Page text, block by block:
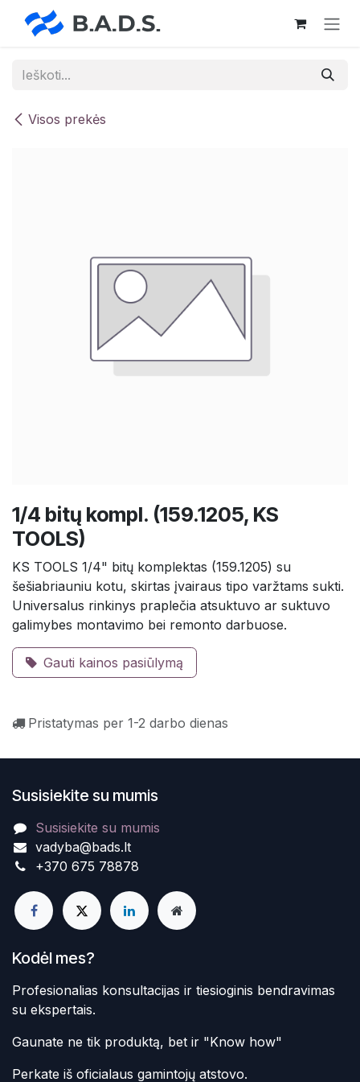
Skip to Content
Visos prekės
1/4 bitų kompl. (159.1205, KS
TOOLS)
KS TOOLS 1/4" bitų komplektas (159.1205) su
šešiabriauniu kotu, skirtas įvairaus tipo varžtams sukti.
Universalus rinkinys praplečia atsuktuvo ar suktuvo
galimybes montavimo bei remonto darbuose.
Gauti kainos pasiūlymą
Pristatymas per 1-2 darbo dienas
Susisiekite su mumis
Susisiekite su mumis
vadyba@bads.lt
+370 675 78878
Kodėl mes?
Profesionalias konsultacijas ir tiesioginis bendravimas
su ekspertais.
Gaunate ne tik produktą, bet ir "Know how"
Perkate iš oficialaus gamintojų atstovo.